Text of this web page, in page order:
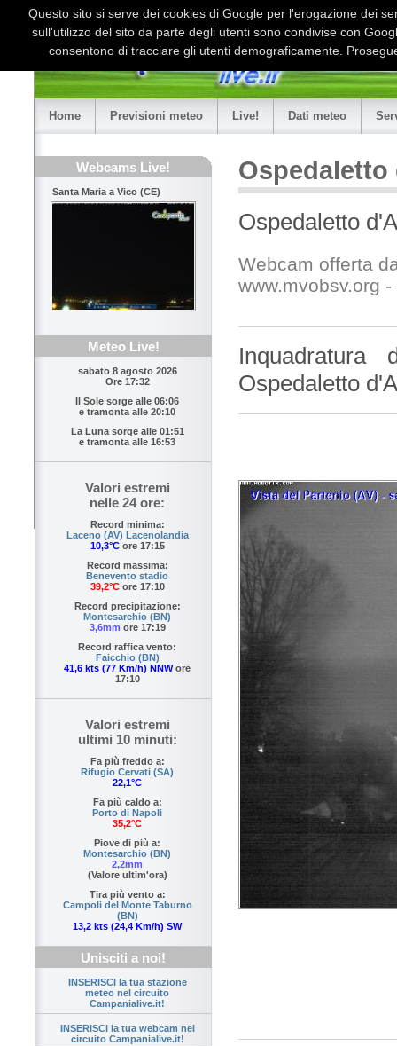
Home Previsioni meteo Live! Dati meteo
Webcams Live!
Santa Maria a Vico (CE)
Meteo Live!
sabato 8 agosto 2026
Ore 17:32
Il Sole sorge alle 06:06
e tramonta alle 20:10
La Luna sorge alle 01:51
e tramonta alle 16:53
Valori estremi
nelle 24 ore:
Record minima:
Laceno (AV) Lacenolandia
10,3°Core 17:15
Record massima:
Benevento stadio
39,2°Core 17:10
Record precipitazione:
Montesarchio (BN)
3,6mm ore 17:19
Record raffica vento:
Faicchio (BN)
41,6 kts (77 Km/h) NNWore
17:10
Valori estremi
ultimi 10 minuti:
Fa più freddo a:
Rifugio Cervati (SA)
22,1°C
Fa più caldo a:
Porto di Napoli
35,2°C
Piove di più a:
Montesarchio (BN)
2,2mm
(Valore ultim'ora)
Tira più vento a:
Campoli del Monte Taburno
(BN)
13,2 kts (24,4 Km/h) SW
Unisciti a noi!
INSERISCI la tua stazione
meteo nel circuito
Campanialive.it!
INSERISCI la tua webcam nel
circuito Campanialive.it!
Ospedaletto
Ospedaletto
Webcam offerta
www.mvobsv.org
Ospedaletto
Questo sito si serve dei cookies di Google per l'erogazione dei
sull'utilizzo del sito da parte degli utenti sono condivise con
consentono di tracciare gli utenti demograficamente.